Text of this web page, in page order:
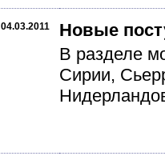
04.03.2011
Новые
В разделе
Сирии,